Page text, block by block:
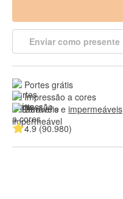
Enviar como presente
Portes grátis
Impressão a cores
Duráveis e impermeáveis
4.9 (90.980)